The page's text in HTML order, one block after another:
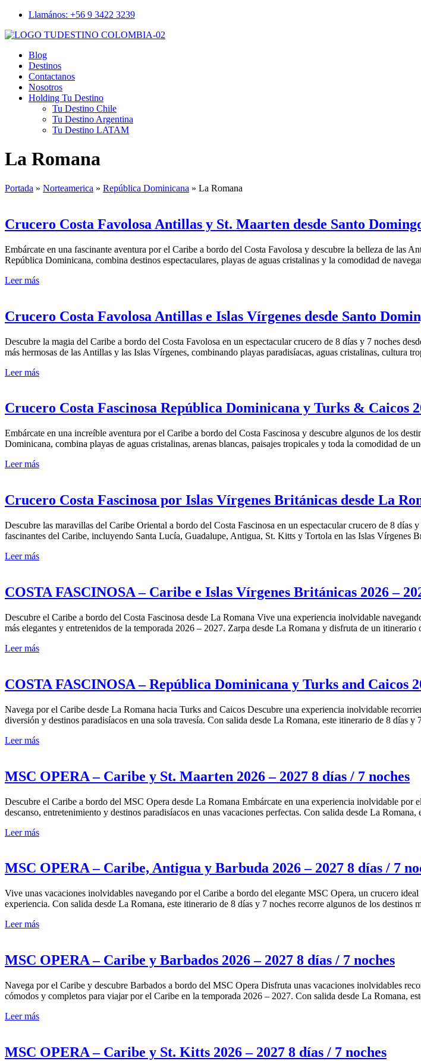
Llamános: +56 9 3422 3239
Blog
Destinos
Contactanos
Nosotros
Holding Tu Destino
Tu Destino Chile
Tu Destino Argentina
Tu Destino LATAM
La Romana
Portada » Norteamerica » República Dominicana » La Romana
Crucero Costa Favolosa Antillas y St. Maarten desde Santo
Embárcate en una fascinante aventura por el Caribe a bordo del Costa Favolosa y descubre la belleza de las
República Dominicana, combina destinos espectaculares, playas de aguas cristalinas y la comodidad de
Leer más
Crucero Costa Favolosa Antillas e Islas Vírgenes desde Santo
Descubre la magia del Caribe a bordo del Costa Favolosa en un espectacular crucero de 8 días y 7 noches
más hermosas de las Antillas y las Islas Vírgenes, combinando playas paradisíacas, aguas cristalinas, cultura
Leer más
Crucero Costa Fascinosa República Dominicana y Turks & Caicos
Embárcate en una increíble aventura por el Caribe a bordo del Costa Fascinosa y descubre algunos de los
Dominicana, combina playas de aguas cristalinas, arenas blancas, paisajes tropicales y toda la comodidad de
Leer más
Crucero Costa Fascinosa por Islas Vírgenes Británicas desde La
Descubre las maravillas del Caribe Oriental a bordo del Costa Fascinosa en un espectacular crucero de 8
fascinantes del Caribe, incluyendo Santa Lucía, Guadalupe, Antigua, St. Kitts y Tortola en las Islas Vírgenes
Leer más
COSTA FASCINOSA – Caribe e Islas Vírgenes Británicas 2026 –
Descubre el Caribe a bordo del Costa Fascinosa desde La Romana Vive una experiencia inolvidable
más elegantes y entretenidos de la temporada 2026 – 2027. Zarpa desde La Romana y disfruta de un
Leer más
COSTA FASCINOSA – República Dominicana y Turks and Caicos
Navega por el Caribe desde La Romana hacia Turks and Caicos Descubre una experiencia inolvidable
diversión y destinos paradisíacos en una sola travesía. Con salida desde La Romana, este itinerario de 8 días
Leer más
MSC OPERA – Caribe y St. Maarten 2026 – 2027 8 días / 7 noches
Descubre el Caribe a bordo del MSC Opera desde La Romana Embárcate en una experiencia inolvidable
descanso, entretenimiento y destinos paradisíacos en unas vacaciones perfectas. Con salida desde La
Leer más
MSC OPERA – Caribe, Antigua y Barbuda 2026 – 2027 8 días / 7
Vive unas vacaciones inolvidables navegando por el Caribe a bordo del elegante MSC Opera, un crucero
experiencia. Con salida desde La Romana, este itinerario de 8 días y 7 noches recorre algunos de los
Leer más
MSC OPERA – Caribe y Barbados 2026 – 2027 8 días / 7 noches
Navega por el Caribe y descubre Barbados a bordo del MSC Opera Disfruta unas vacaciones inolvidables
cómodos y completos para viajar por el Caribe en la temporada 2026 – 2027. Con salida desde La Romana,
Leer más
MSC OPERA – Caribe y St. Kitts 2026 – 2027 8 días / 7 noches